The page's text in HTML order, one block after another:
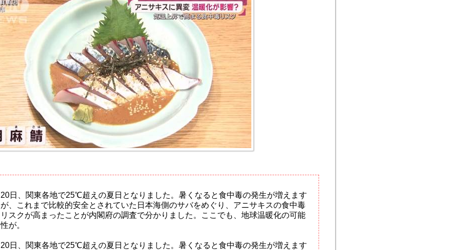
20日、関東各地で25℃超えの夏日となりました。暑くなると食中毒の発生が増えます
が、これまで比較的安全とされていた日本海側のサバをめぐり、アニサキスの食中毒
リスクが高まったことが内閣府の調査で分かりました。ここでも、地球温暖化の可能
性が。
20日、関東各地で25℃超えの夏日となりました。暑くなると食中毒の発生が増えます